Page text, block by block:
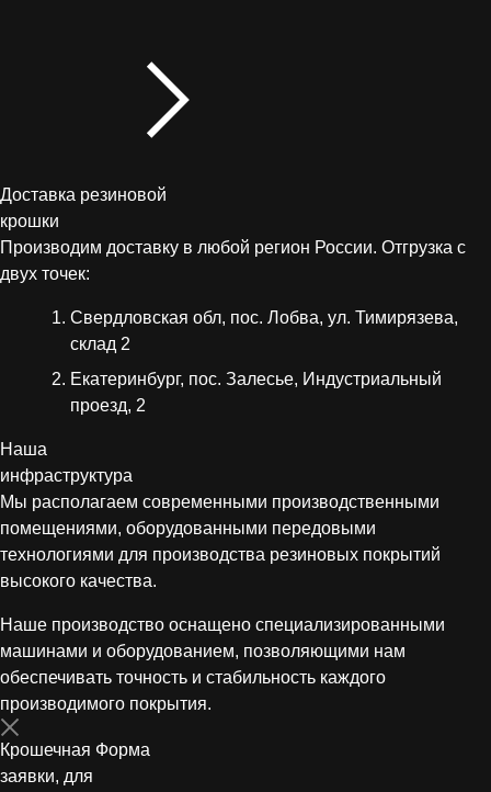
Доставка резиновой
крошки
Производим доставку в любой регион России. Отгрузка с
двух точек:
Свердловская обл, пос. Лобва, ул. Тимирязева,
склад 2
Екатеринбург, пос. Залесье, Индустриальный
проезд, 2
Наша
инфраструктура
Мы располагаем современными производственными
помещениями, оборудованными передовыми
технологиями для производства резиновых покрытий
высокого качества.
Наше производство оснащено специализированными
машинами и оборудованием, позволяющими нам
обеспечивать точность и стабильность каждого
производимого покрытия.
Крошечная Форма
заявки, для